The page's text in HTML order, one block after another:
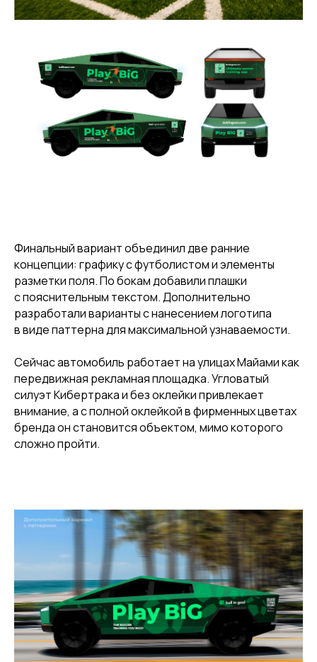
Финальный вариант объединил две ранние
концепции: графику с футболистом и элементы
разметки поля. По бокам добавили плашки
с пояснительным текстом. Дополнительно
разработали варианты с нанесением логотипа
в виде паттерна для максимальной узнаваемости.
Сейчас автомобиль работает на улицах Майами как
передвижная рекламная площадка. Угловатый
силуэт Кибертрака и без оклейки привлекает
внимание, а с полной оклейкой в фирменных цветах
бренда он становится объектом, мимо которого
сложно пройти.